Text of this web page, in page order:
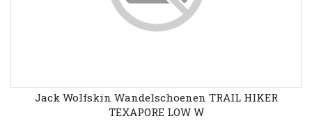
Jack Wolfskin Wandelschoenen TRAIL HIKER
TEXAPORE LOW W